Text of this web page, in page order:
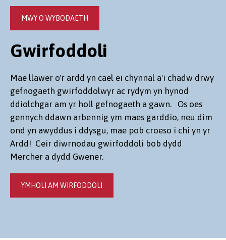
MWY O WYBODAETH
Gwirfoddoli
Mae llawer o'r ardd yn cael ei chynnal a'i chadw drwy
gefnogaeth gwirfoddolwyr ac rydym yn hynod
ddiolchgar am yr holl gefnogaeth a gawn. Os oes
gennych ddawn arbennig ym maes garddio, neu dim
ond yn awyddus i ddysgu, mae pob croeso i chi yn yr
Ardd! Ceir diwrnodau gwirfoddoli bob dydd
Mercher a dydd Gwener.
YMHOLI AM WIRFODDOLI